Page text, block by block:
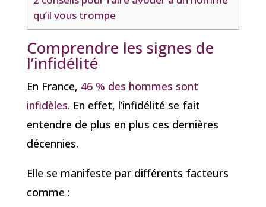
qu’il vous trompe
Comprendre les signes de
l’infidélité
En France, 46 % des hommes sont
infidèles. En effet, l’infidélité se fait
entendre de plus en plus ces dernières
décennies.
Elle se manifeste par différents facteurs
comme :